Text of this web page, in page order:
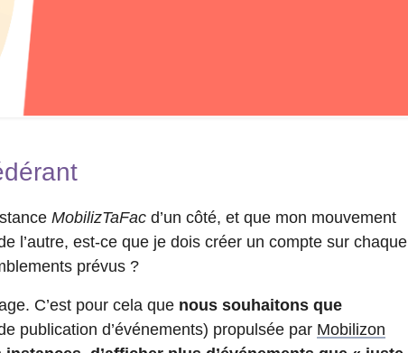
MobilizTaFacd’un côté, et que mon mouvement
l’autre, est-ce que je dois créer un compte sur chaque
prévus ?
C’est pour cela que nous souhaitons que
publication d’événements) propulsée par Mobilizon